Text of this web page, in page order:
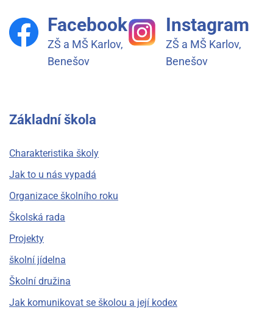
Facebook
ZŠ a MŠ Karlov,
Benešov
Instagram
ZŠ a MŠ Karlov,
Benešov
Základní škola
Charakteristika školy
Jak to u nás vypadá
Organizace školního roku
Školská rada
Projekty
školní jídelna
Školní družina
Jak komunikovat se školou a její kodex